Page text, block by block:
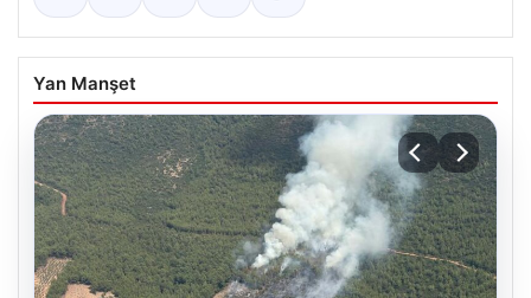
Yan Manşet